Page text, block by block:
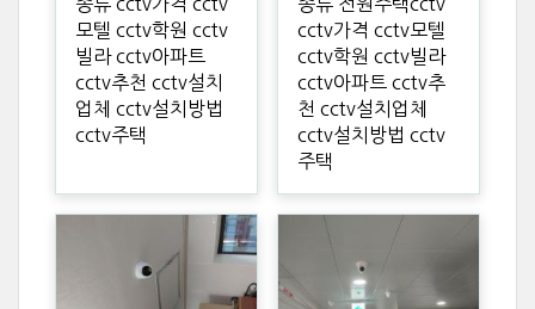
모텔 cctv학원 cctv
빌라 cctv아파트
cctv추천 cctv설치
업체 cctv설치방법
cctv주택
cctv가격 cctv모텔
cctv학원 cctv빌라
cctv아파트 cctv추
천 cctv설치업체
cctv설치방법 cctv
주택